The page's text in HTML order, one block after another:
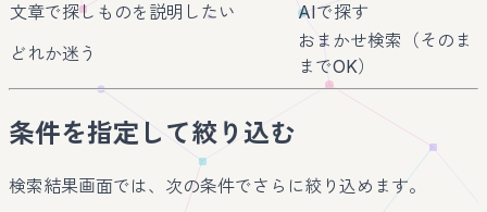
文章で探しものを説明したい
AIで探す
どれか迷う
おまかせ検索（そのま
までOK）
条件を指定して絞り込む
検索結果画面では、次の条件でさらに絞り込めます。